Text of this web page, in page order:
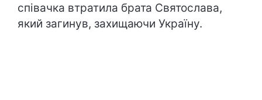
співачка втратила брата Святослава,
який загинув, захищаючи Україну.